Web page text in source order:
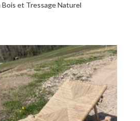
et Tressage Naturel